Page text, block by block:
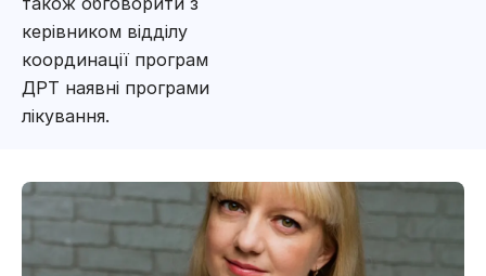
керівником відділу
координації програм
ДРТ наявні програми
лікування.